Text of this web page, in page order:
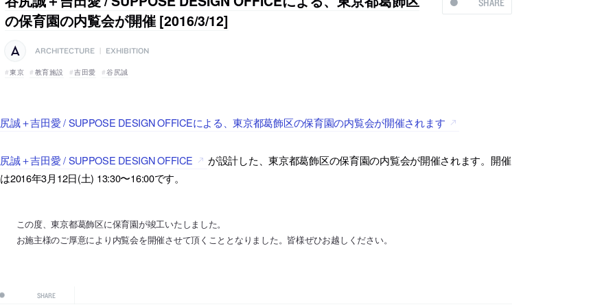
の保育園の内覧会が開催 [2016/3/12]
ARCHITECTURE EXHIBITION
東京 教育施設 吉田愛 谷尻誠
誠＋吉田愛 / SUPPOSE DESIGN OFFICEによる、東京都葛飾区の保育園の内覧会が開催されます
誠＋吉田愛 / SUPPOSE DESIGN OFFICE
が設計した、東京都葛飾区の保育園の内覧会が開催されます。開催
2016年3月12日(土) 13:30〜16:00です。
この度、東京都葛飾区に保育園が竣工いたしました。
お施主様のご厚意により内覧会を開催させて頂くこととなりました。皆様ぜひお越しください。
SHARE